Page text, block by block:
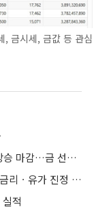
금시세, 금값 등 관심
뉴욕금값, 美·이란 종전 협상 기대감에 상승 마감…금 선물 0.53%↑
뉴욕증시, 1% 넘게 상승⋯반도체 랠리, 금리ㆍ유가 진정 영향
적